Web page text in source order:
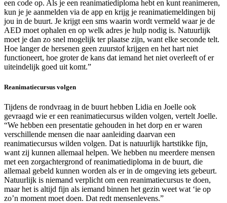
een code op. Als je een reanimatiediploma hebt en kunt reanimeren,
kun je je aanmelden via de app en krijg je reanimatiemeldingen bij
jou in de buurt. Je krijgt een sms waarin wordt vermeld waar je de
AED moet ophalen en op welk adres je hulp nodig is. Natuurlijk
moet je dan zo snel mogelijk ter plaatse zijn, want elke seconde telt.
Hoe langer de hersenen geen zuurstof krijgen en het hart niet
functioneert, hoe groter de kans dat iemand het niet overleeft of er
uiteindelijk goed uit komt.”
Reanimatiecursus volgen
Tijdens de rondvraag in de buurt hebben Lidia en Joelle ook
gevraagd wie er een reanimatiecursus wilden volgen, vertelt Joelle.
“We hebben een presentatie gehouden in het dorp en er waren
verschillende mensen die naar aanleiding daarvan een
reanimatiecursus wilden volgen. Dat is natuurlijk hartstikke fijn,
want zij kunnen allemaal helpen. We hebben nu meerdere mensen
met een zorgachtergrond of reanimatiediploma in de buurt, die
allemaal gebeld kunnen worden als er in de omgeving iets gebeurt.
Natuurlijk is niemand verplicht om een reanimatiecursus te doen,
maar het is altijd fijn als iemand binnen het gezin weet wat ‘ie op
zo’n moment moet doen. Dat redt mensenlevens.”